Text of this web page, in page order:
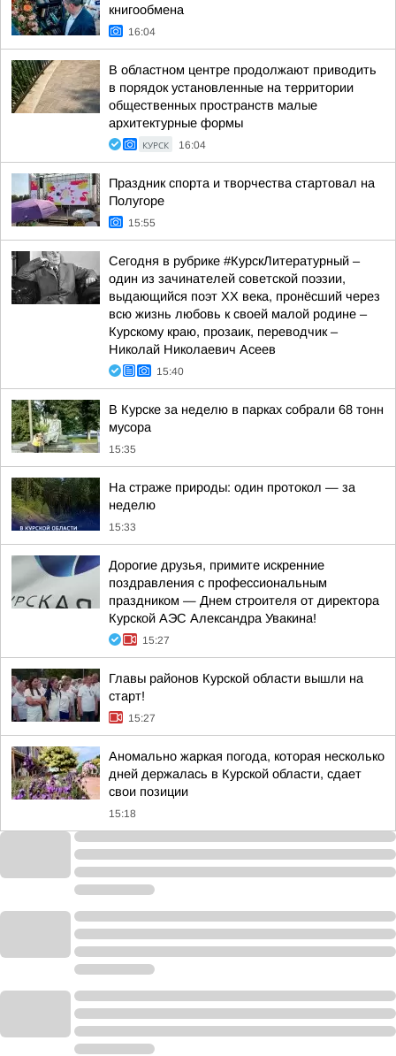
книгообмена
16:04
В областном центре продолжают приводить
в порядок установленные на территории
общественных пространств малые
архитектурные формы
КУРСК 16:04
Праздник спорта и творчества стартовал на
Полугоре
15:55
Сегодня в рубрике #КурскЛитературный –
один из зачинателей советской поэзии,
выдающийся поэт ХХ века, пронёсший через
всю жизнь любовь к своей малой родине –
Курскому краю, прозаик, переводчик –
Николай Николаевич Асеев
15:40
В Курске за неделю в парках собрали 68 тонн
мусора
15:35
На страже природы: один протокол — за
неделю
15:33
Дорогие друзья, примите искренние
поздравления с профессиональным
праздником — Днем строителя от директора
Курской АЭС Александра Увакина!
15:27
Главы районов Курской области вышли на
старт!
15:27
Аномально жаркая погода, которая несколько
дней держалась в Курской области, сдает
свои позиции
15:18